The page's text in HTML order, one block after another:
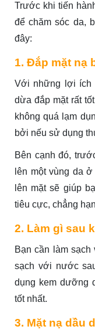
Trước khi tiến
để chăm sóc da,
đây:
1. Đắp mặt nạ
Với những lợi ích
dừa đắp mặt rất
không quá lạm
bởi nếu sử dụng
Bên cạnh đó,
lên một vùng da
lên mặt sẽ giúp
tiêu cực, chẳng
2. Làm gì sau
Bạn cần làm
sạch với nước
dụng kem dưỡng
tốt nhất.
3. Mặt nạ dầu